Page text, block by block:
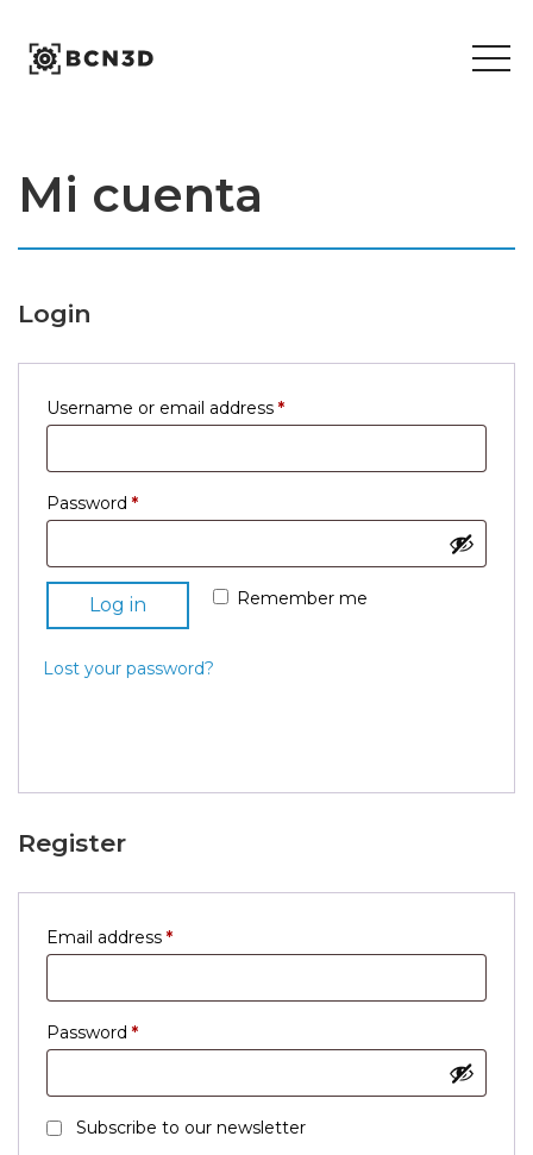
content
Mi cuenta
Login
Username or email address *Required
Password *Required
Remember me
Log in
Lost your password?
Register
Email address *Required
Password *Required
Subscribe to our newsletter